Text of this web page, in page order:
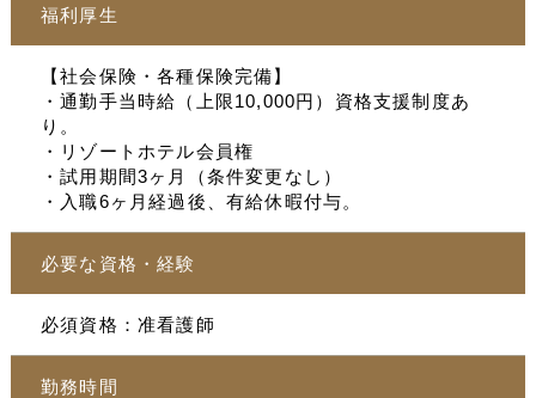
福利厚生
【社会保険・各種保険完備】
・通勤手当時給（上限10,000円）資格支援制度あ
り。
・リゾートホテル会員権
・試用期間3ヶ月（条件変更なし）
・入職6ヶ月経過後、有給休暇付与。
必要な資格・経験
必須資格：准看護師
勤務時間